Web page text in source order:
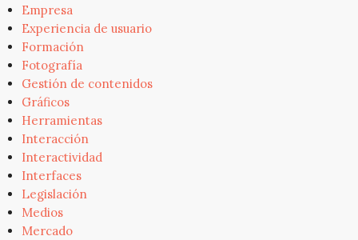
Empresa
Experiencia de usuario
Formación
Fotografía
Gestión de contenidos
Gráficos
Herramientas
Interacción
Interactividad
Interfaces
Legislación
Medios
Mercado